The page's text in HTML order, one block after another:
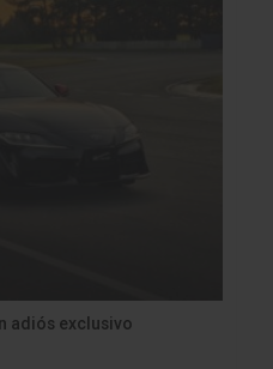
adiós exclusivo